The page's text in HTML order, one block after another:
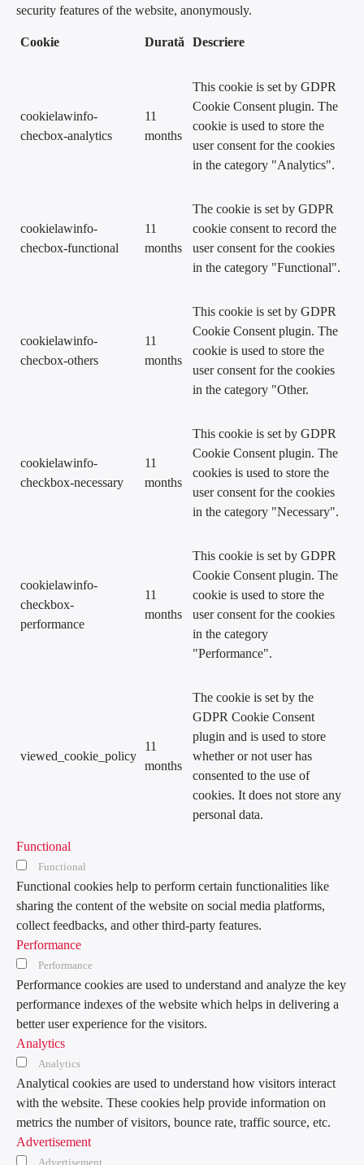
security features of the website, anonymously.
Cookie Durată Descriere
cookielawinfo-
checbox-analytics
11
months
This cookie is set by GDPR
Cookie Consent plugin. The
cookie is used to store the
user consent for the cookies
in the category "Analytics".
cookielawinfo-
checbox-functional
11
months
The cookie is set by GDPR
cookie consent to record the
user consent for the cookies
in the category "Functional".
cookielawinfo-
checbox-others
11
months
This cookie is set by GDPR
Cookie Consent plugin. The
cookie is used to store the
user consent for the cookies
in the category "Other.
cookielawinfo-
checkbox-necessary
11
months
This cookie is set by GDPR
Cookie Consent plugin. The
cookies is used to store the
user consent for the cookies
in the category "Necessary".
cookielawinfo-
checkbox-
performance
11
months
This cookie is set by GDPR
Cookie Consent plugin. The
cookie is used to store the
user consent for the cookies
in the category
"Performance".
viewed_cookie_policy
11
months
The cookie is set by the
GDPR Cookie Consent
plugin and is used to store
whether or not user has
consented to the use of
cookies. It does not store any
personal data.
Functional
Functional
Functional cookies help to perform certain functionalities like
sharing the content of the website on social media platforms,
collect feedbacks, and other third-party features.
Performance
Performance
Performance cookies are used to understand and analyze the key
performance indexes of the website which helps in delivering a
better user experience for the visitors.
Analytics
Analytics
Analytical cookies are used to understand how visitors interact
with the website. These cookies help provide information on
metrics the number of visitors, bounce rate, traffic source, etc.
Advertisement
Advertisement